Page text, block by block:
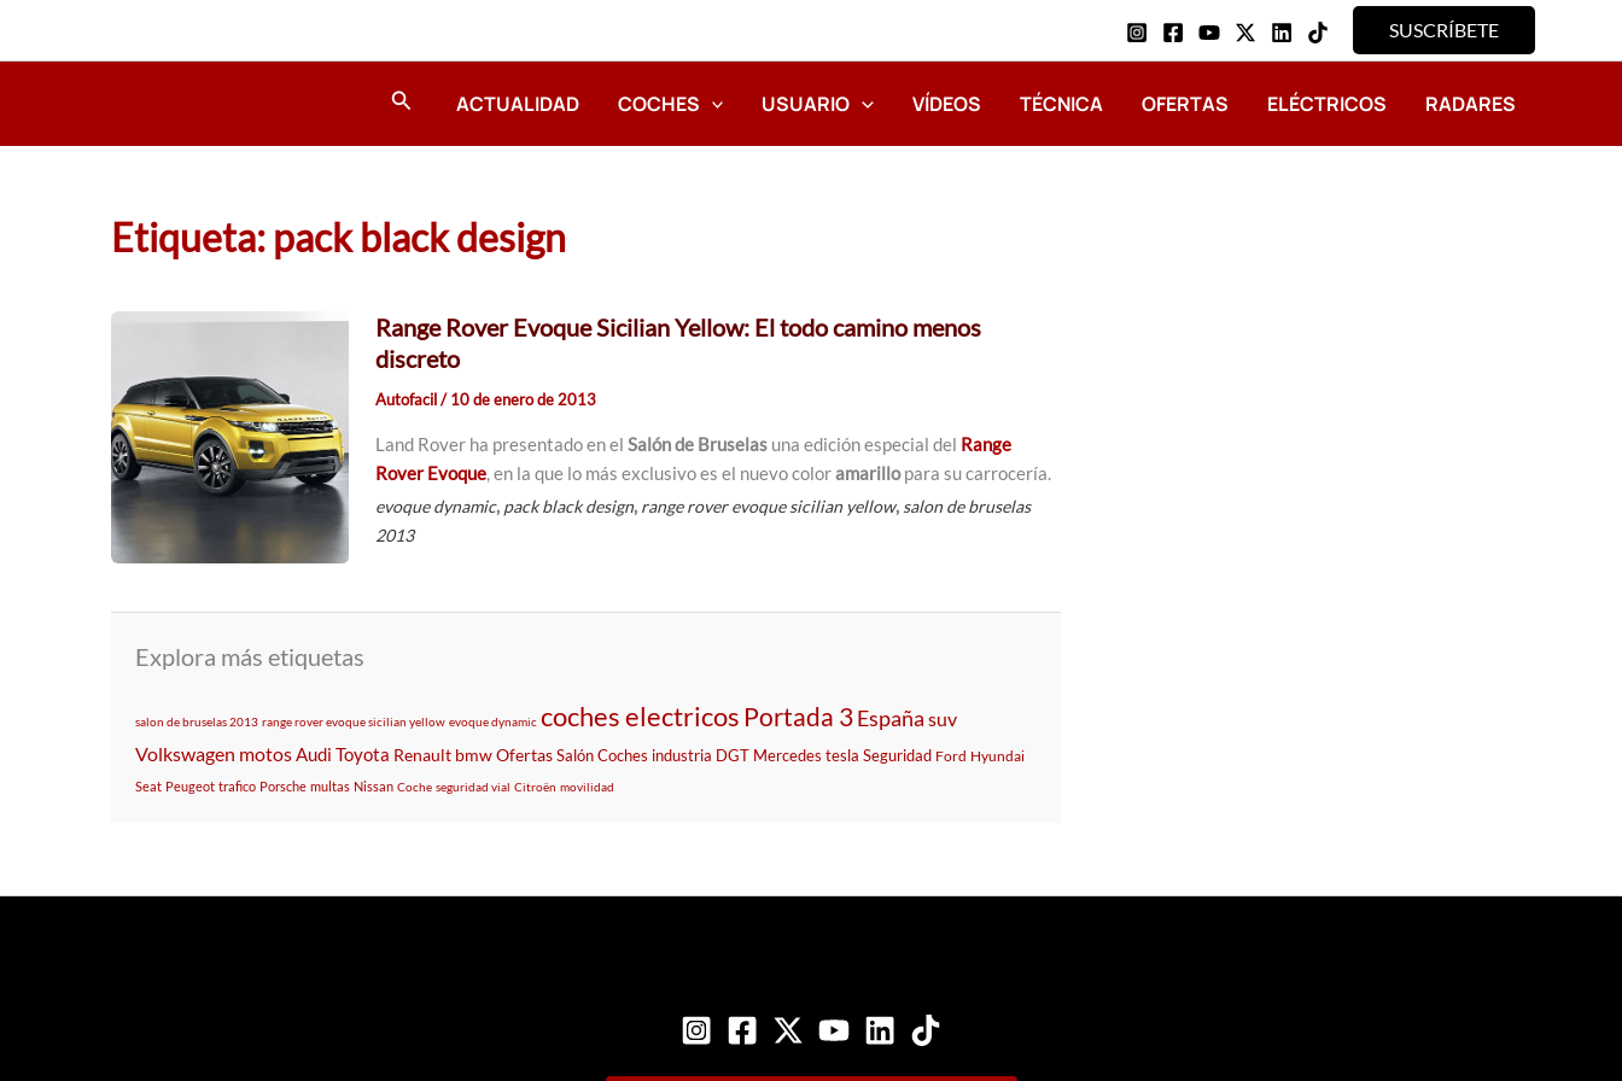
SUSCRÍBETE
Buscar ACTUALIDAD COCHES USUARIO VÍDEOS TÉCNICA OFERTAS ELÉCTRICOS RADARES
Etiqueta: pack black design
Range Rover Evoque Sicilian Yellow: El todo camino menos
discreto
Autofacil/10 de enero de 2013
Land Rover ha presentado en el Salón de Bruselas una edición especial del Range
Rover Evoque , en la que lo más exclusivo es el nuevo coloramarillopara su carrocería.
evoque dynamic, pack black design, range rover evoque sicilian yellow, salon de bruselas
2013
Explora más etiquetas
salon de bruselas 2013 range rover evoque sicilian yellow evoque dynamic coches electricos Portada 3España suv
Volkswagen motos Audi Toyota Renault bmwOfertasSalónCoches industria DGT Mercedes tesla Seguridad Ford Hyundai
Seat Peugeot trafico Porsche multas Nissan Coche seguridad vial Citroën movilidad